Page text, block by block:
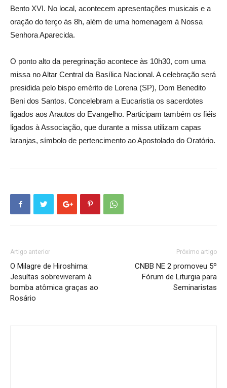
Bento XVI. No local, acontecem apresentações musicais e a
oração do terço às 8h, além de uma homenagem à Nossa
Senhora Aparecida.
O ponto alto da peregrinação acontece às 10h30, com uma
missa no Altar Central da Basílica Nacional. A celebração será
presidida pelo bispo emérito de Lorena (SP), Dom Benedito
Beni dos Santos. Concelebram a Eucaristia os sacerdotes
ligados aos Arautos do Evangelho. Participam também os fiéis
ligados à Associação, que durante a missa utilizam capas
laranjas, símbolo de pertencimento ao Apostolado do Oratório.
Artigo anterior
O Milagre de Hiroshima:
Jesuítas sobreviveram à
bomba atômica graças ao
Rosário
Próximo artigo
CNBB NE 2 promoveu 5º
Fórum de Liturgia para
Seminaristas